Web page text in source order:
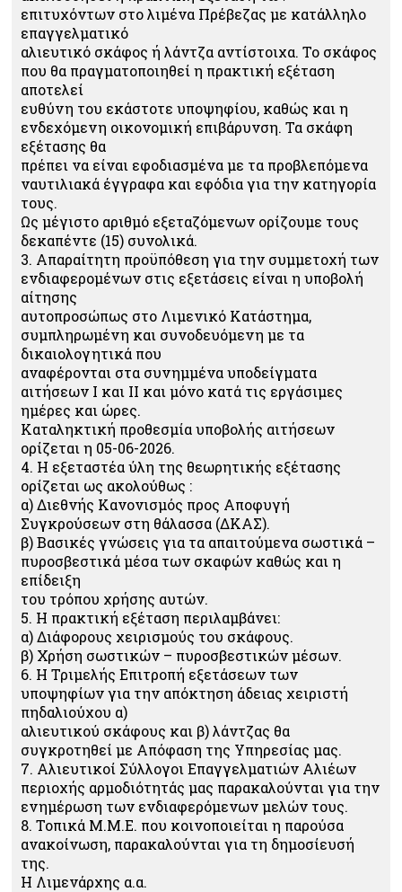
επιτυχόντων στο λιμένα Πρέβεζας με κατάλληλο
επαγγελματικό
αλιευτικό σκάφος ή λάντζα αντίστοιχα. Το σκάφος
που θα πραγματοποιηθεί η πρακτική εξέταση
αποτελεί
ευθύνη του εκάστοτε υποψηφίου, καθώς και η
ενδεχόμενη οικονομική επιβάρυνση. Τα σκάφη
εξέτασης θα
πρέπει να είναι εφοδιασμένα με τα προβλεπόμενα
ναυτιλιακά έγγραφα και εφόδια για την κατηγορία
τους.
Ως μέγιστο αριθμό εξεταζόμενων ορίζουμε τους
δεκαπέντε (15) συνολικά.
3. Απαραίτητη προϋπόθεση για την συμμετοχή των
ενδιαφερομένων στις εξετάσεις είναι η υποβολή
αίτησης
αυτοπροσώπως στο Λιμενικό Κατάστημα,
συμπληρωμένη και συνοδευόμενη με τα
δικαιολογητικά που
αναφέρονται στα συνημμένα υποδείγματα
αιτήσεων Ι και ΙΙ και μόνο κατά τις εργάσιμες
ημέρες και ώρες.
Καταληκτική προθεσμία υποβολής αιτήσεων
ορίζεται η 05-06-2026.
4. Η εξεταστέα ύλη της θεωρητικής εξέτασης
ορίζεται ως ακολούθως :
α) Διεθνής Κανονισμός προς Αποφυγή
Συγκρούσεων στη θάλασσα (ΔΚΑΣ).
β) Βασικές γνώσεις για τα απαιτούμενα σωστικά –
πυροσβεστικά μέσα των σκαφών καθώς και η
επίδειξη
του τρόπου χρήσης αυτών.
5. Η πρακτική εξέταση περιλαμβάνει:
α) Διάφορους χειρισμούς του σκάφους.
β) Χρήση σωστικών – πυροσβεστικών μέσων.
6. Η Τριμελής Επιτροπή εξετάσεων των
υποψηφίων για την απόκτηση άδειας χειριστή
πηδαλιούχου α)
αλιευτικού σκάφους και β) λάντζας θα
συγκροτηθεί με Απόφαση της Υπηρεσίας μας.
7. Αλιευτικοί Σύλλογοι Επαγγελματιών Αλιέων
περιοχής αρμοδιότητάς μας παρακαλούνται για την
ενημέρωση των ενδιαφερόμενων μελών τους.
8. Τοπικά Μ.Μ.Ε. που κοινοποιείται η παρούσα
ανακοίνωση, παρακαλούνται για τη δημοσίευσή
της.
Η Λιμενάρχης α.α.